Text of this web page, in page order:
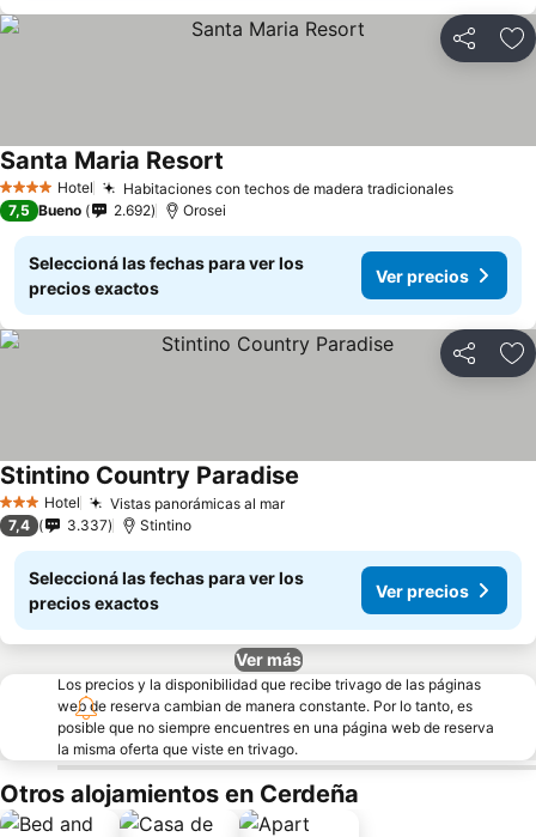
Compartir
4 EstrellasHotel Habitaciones con techos de madera tradicionales
Santa Maria Resort
7,5 Bueno 2.692 Orosei
Seleccioná las fechas para ver los
precios exactos
Ver precios
Compartir
3 Estrellas
Hotel Vistas panorámicas al mar
Stintino Country Paradise
7,4 3.337 Stintino
Seleccioná las fechas para ver los
precios exactos
Ver precios
Ver más
Los precios y la disponibilidad que recibe trivago de las páginas
web de reserva cambian de manera constante. Por lo tanto, es
posible que no siempre encuentres en una página web de reserva
la misma oferta que viste en trivago.
Otros alojamientos en Cerdeña